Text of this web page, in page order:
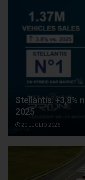
Stellantis: +3,8%
2025
20 LUGLIO 2026